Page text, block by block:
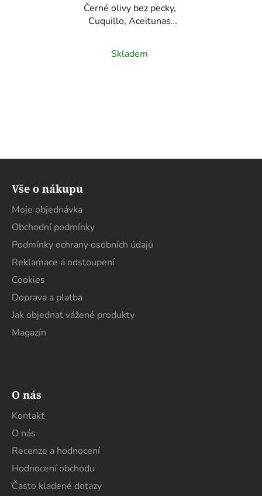
Černé olivy bez pecky,
Cuquillo, Aceitunas
Skladem
Vše o nákupu
Moje objednávka
Obchodní podmínky
Podmínky ochrany osobních údajů
Reklamace a odstoupení
Cookies
Doprava a platba
Jak objednat vážené produkty
Magazín
O nás
Kontakt
O nás
Recenze a hodnocení
Hodnocení obchodu
Často kladené dotazy